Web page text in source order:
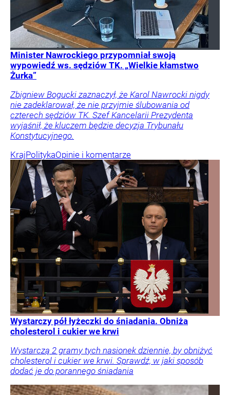
Minister Nawrockiego przypomniał swoją
wypowiedź ws. sędziów TK. „Wielkie kłamstwo
Żurka”
Zbigniew Bogucki zaznaczył, że Karol Nawrocki nigdy
nie zadeklarował, że nie przyjmie ślubowania od
czterech sędziów TK. Szef Kancelarii Prezydenta
wyjaśnił, że kluczem będzie decyzja Trybunału
Konstytucyjnego.
KrajPolitykaOpinie i komentarze
Wystarczy pół łyżeczki do śniadania. Obniża
cholesterol i cukier we krwi
Wystarczą 2 gramy tych nasionek dziennie, by obniżyć
cholesterol i cukier we krwi. Sprawdź, w jaki sposób
dodać je do porannego śniadania